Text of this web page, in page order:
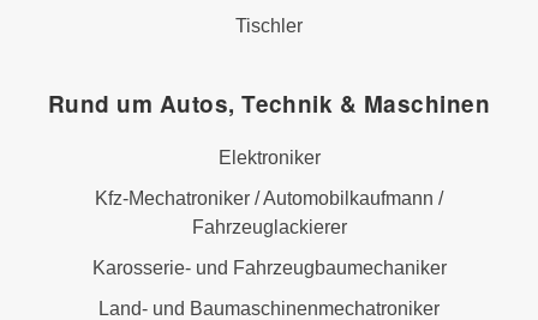
Tischler
Rund um Autos, Technik & Maschinen
Elektroniker
Kfz-Mechatroniker / Automobilkaufmann /
Fahrzeuglackierer
Karosserie- und Fahrzeugbaumechaniker
Land- und Baumaschinenmechatroniker